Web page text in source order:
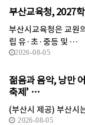
부산교육청, 2027
부산시교육청은 교원
립 유·초·중등 및 …
2026-08-05
젊음과 음악, 낭만
축제’ …
(부산시 제공) 부산시
2026-08-05